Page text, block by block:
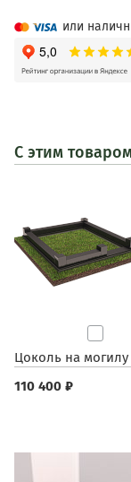
или
С этим
Цоколь на могилу
110 400 ₽